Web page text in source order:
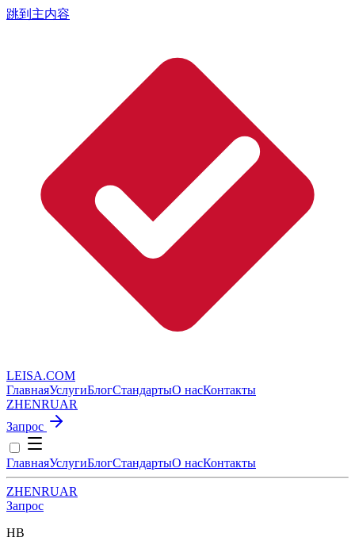
跳到主内容
LEISA.COM
ГлавнаяУслугиБлогСтандартыО насКонтакты
ZHENRUAR
Запрос
ГлавнаяУслугиБлогСтандартыО насКонтакты
ZHENRUAR
Запрос
HB